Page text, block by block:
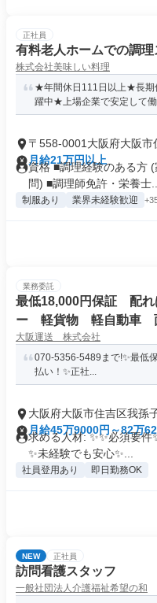
正社員
有料老人ホームでの調理
株式会社美味しい料理
★年間休日111日以上★長期
躍中★上場企業で安定して
〒558-0001大阪府大阪市
月給21万円以上
資格 ■調理経験のある方
問) ■調理師免許・栄養士...
制服あり 業界未経験歓迎
業務委託
最低18,000円保証 配
ー 軽貨物 軽自動車
週払い可
大阪運送 株式会社
070-5356-5489まで!✨最低
払い！✨正社...
大阪府大阪市住吉区我孫
月給45万9000円～82万
求める人材: ✨✨必須要件
✨未経験でも安心✨...
社員登用あり 即日勤務OK
NEW 正社員
訪問看護スタッフ
一般社団法人介護福祉希望の和